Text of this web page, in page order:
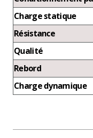
Charge statique
Résistance
Qualité
Rebord
Charge dynamique